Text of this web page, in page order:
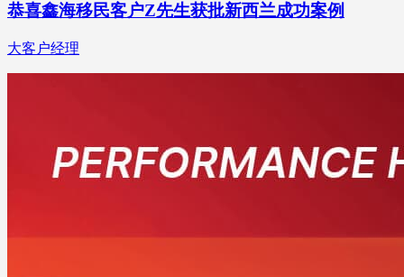
恭喜鑫海移民客户Z先生获批新西兰成功案例
大客户经理